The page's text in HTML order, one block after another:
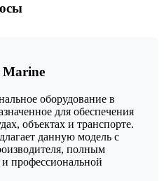
Marine
оборудование в
для обеспечения
объектах и транспорте.
данную модель с
полным
профессиональной